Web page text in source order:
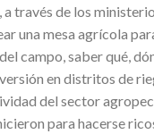
través de los
una mesa agrícola
campo, saber qué,
en distritos de
del sector
para hacerse